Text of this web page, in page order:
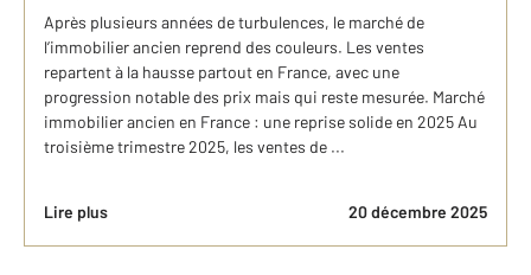
Après plusieurs années de turbulences, le marché de
l’immobilier ancien reprend des couleurs. Les ventes
repartent à la hausse partout en France, avec une
progression notable des prix mais qui reste mesurée. Marché
immobilier ancien en France : une reprise solide en 2025 Au
troisième trimestre 2025, les ventes de ...
Lire plus 20 décembre 2025